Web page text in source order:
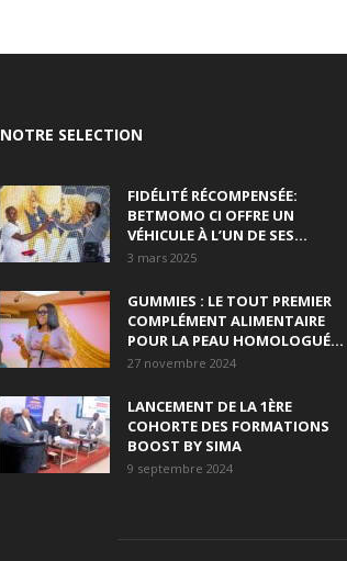
NOTRE SELECTION
FIDÉLITÉ RÉCOMPENSÉE:
BETMOMO CI OFFRE UN
VÉHICULE À L’UN DE SES...
3 mars 2025
GUMMIES : LE TOUT PREMIER
COMPLÉMENT ALIMENTAIRE
POUR LA PEAU HOMOLOGUÉ...
27 novembre 2024
LANCEMENT DE LA 1ÈRE
COHORTE DES FORMATIONS
BOOST BY SIMA
9 septembre 2024